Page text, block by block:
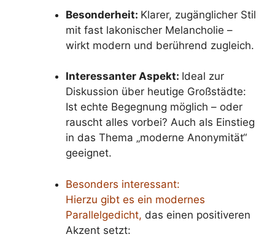
Besonderheit: Klarer, zugänglicher Stil
mit fast lakonischer Melancholie –
wirkt modern und berührend zugleich.
Interessanter Aspekt: Ideal zur
Diskussion über heutige Großstädte:
Ist echte Begegnung möglich – oder
rauscht alles vorbei? Auch als Einstieg
in das Thema „moderne Anonymität“
geeignet.
Besonders interessant:
Hierzu gibt es ein modernes
Parallelgedicht, das einen positiveren
Akzent setzt: